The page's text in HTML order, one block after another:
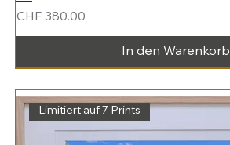
Preis
CHF 380.00
In den Warenkorb
Limitiert auf 7 Prints